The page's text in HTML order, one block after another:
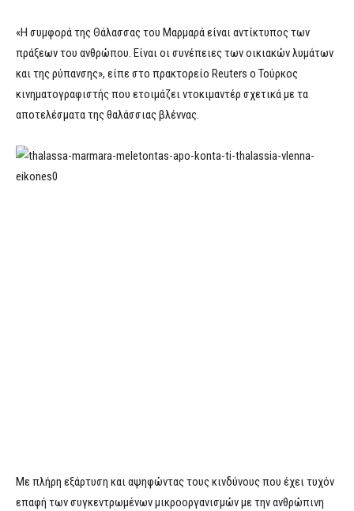
«Η συμφορά της Θάλασσας του Μαρμαρά είναι αντίκτυπος των
πράξεων του ανθρώπου. Είναι οι συνέπειες των οικιακών λυμάτων
και της ρύπανσης», είπε στο πρακτορείο Reuters ο Τούρκος
κινηματογραφιστής που ετοιμάζει ντοκιμαντέρ σχετικά με τα
αποτελέσματα της θαλάσσιας βλέννας.
Με πλήρη εξάρτυση και αψηφώντας τους κινδύνους που έχει τυχόν
επαφή των συγκεντρωμένων μικροοργανισμών με την ανθρώπινη